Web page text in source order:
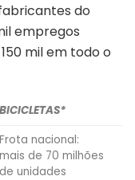
do
empregos
mil em todo o
BICICLETAS*
Frota nacional:
mais de 70 milhões
de unidades